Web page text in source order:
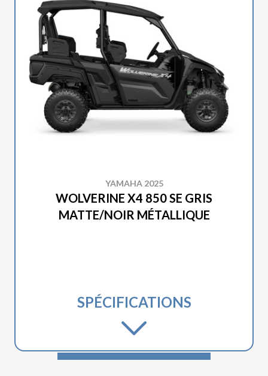
YAMAHA 2025
WOLVERINE X4 850 SE GRIS
MATTE/NOIR MÉTALLIQUE
SPÉCIFICATIONS